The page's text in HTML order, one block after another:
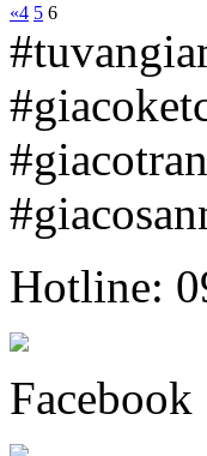
«4 5 6
Hotline:
Facebook